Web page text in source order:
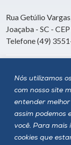
Nós utilizamos
com nosso site
entender
assim podemos
você. Para mais
cookies que
Rua Getúlio
Joaçaba - SC -
Telefone (49)
Siga a